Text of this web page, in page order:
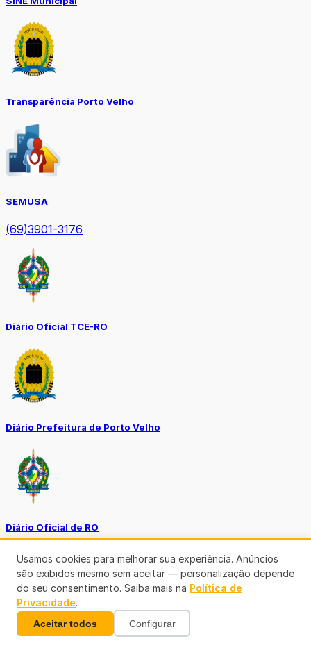
Transparência Porto Velho
SEMUSA
(69)3901-3176
Diário Oficial TCE-RO
Diário Prefeitura de Porto Velho
Diário Oficial de RO
Transparência RO
Usamos cookies para melhorar sua experiência. Anúncios
são exibidos mesmo sem aceitar — personalização depende
do seu consentimento. Saiba mais na Política de
Privacidade.
Aceitar todos Configurar